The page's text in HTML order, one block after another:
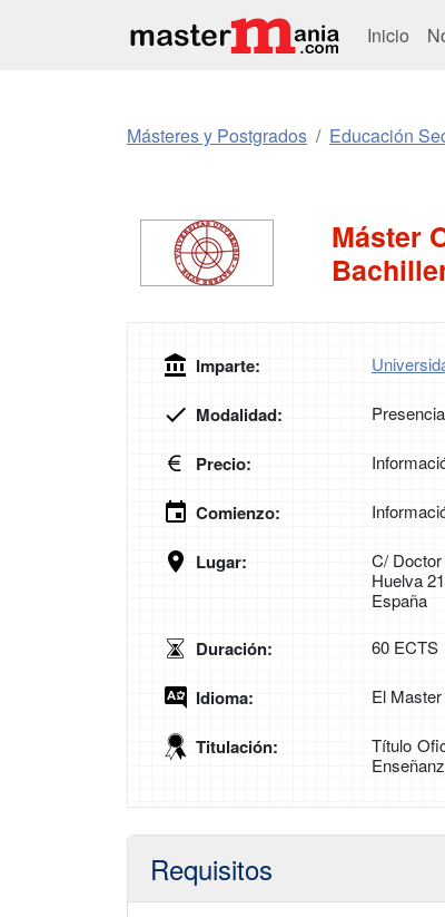
Inicio
Másteres y Postgrados Educación
Máster
Imparte:
Modalidad:
Precio:
Comienzo:
Lugar:
C/
Huelva
España
Duración: 60 ECTS
Idioma: El
Titulación:
Título
Requisitos